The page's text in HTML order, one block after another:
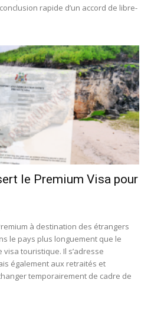
rapide d’un accord de libre-
le Premium Visa pour
à destination des étrangers
le pays plus longuement que le
touristique. Il s’adresse
également aux retraités et
temporairement de cadre de